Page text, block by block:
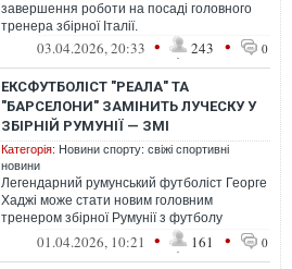
завершення роботи на посаді головного
тренера збірної Італії.
03.04.2026, 20:33 • 243 • 0
ЕКСФУТБОЛІСТ "РЕАЛА" ТА
"БАРСЕЛОНИ" ЗАМІНИТЬ ЛУЧЕСКУ У
ЗБІРНІЙ РУМУНІЇ — ЗМІ
Категорія: Новини спорту: свіжі спортивні
новини
Легендарний румунський футболіст Георге
Хаджі може стати новим головним
тренером збірної Румунії з футболу
замість Мірчі Луческу, у якого
01.04.2026, 10:21 • 161 • 0